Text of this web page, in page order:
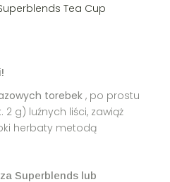
Tea Cup
torebek, po prostu
2 g) luźnych liści, zawiąż
herbaty metodą
Superblends lub